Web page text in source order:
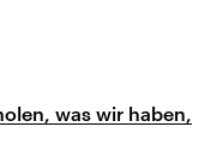
was wir haben,